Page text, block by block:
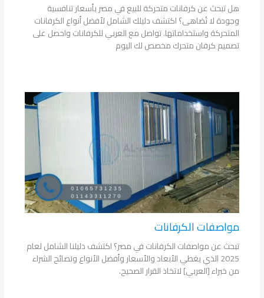
هل تبحث عن كرفانات متحركة للبيع في مصر بأسعار تنافسية
وجودة لا تُضاهى؟ اكتشف دليلك الشامل لأفضل أنواع الكرفانات
المتحركة واستخداماتها. تواصل مع العربي للكرفانات واحصل على
تصميم كرفان متحرك مخصص لك اليوم
مواصفات الكرفانات
تبحث عن مواصفات الكرفانات في مصر؟ اكتشف دليلنا الشامل لعام
2025 الذي يغطي الأبعاد والأسعار وأفضل الأنواع ونصائح الشراء
من خبراء [العربي] لاتخاذ القرار الصحيح.